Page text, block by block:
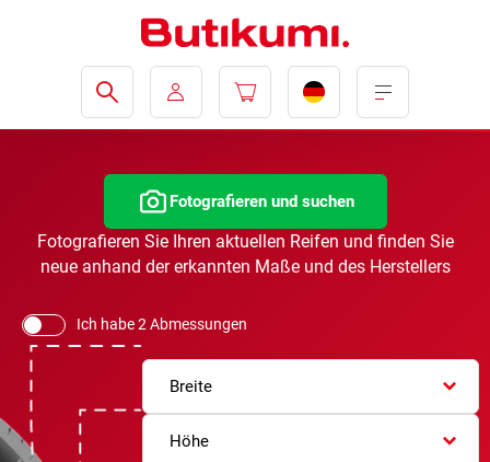
Fotografieren und suchen
Fotografieren Sie Ihren aktuellen Reifen und finden Sie
neue anhand der erkannten Maße und des Herstellers
Ich habe 2 Abmessungen
Breite
Höhe